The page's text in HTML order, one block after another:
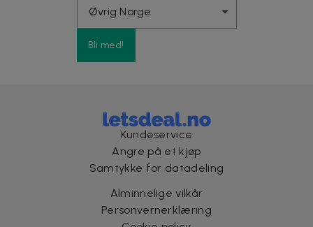
Bli med!
Kundeservice
Angre på et kjøp
Samtykke for datadeling
Alminnelige vilkår
Personvernerklæring